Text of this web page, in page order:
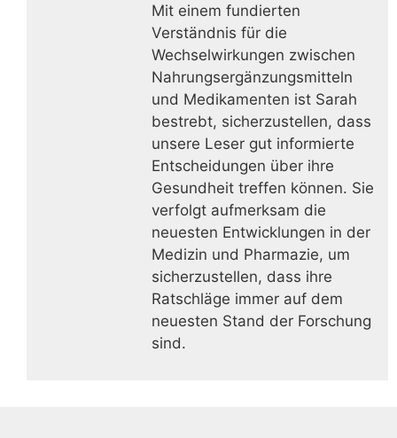
Mit einem fundierten
Verständnis für die
Wechselwirkungen zwischen
Nahrungsergänzungsmitteln
und Medikamenten ist Sarah
bestrebt, sicherzustellen, dass
unsere Leser gut informierte
Entscheidungen über ihre
Gesundheit treffen können. Sie
verfolgt aufmerksam die
neuesten Entwicklungen in der
Medizin und Pharmazie, um
sicherzustellen, dass ihre
Ratschläge immer auf dem
neuesten Stand der Forschung
sind.